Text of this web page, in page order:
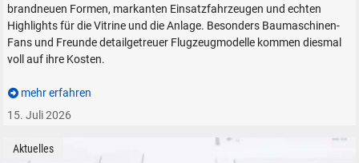
brandneuen Formen, markanten Einsatzfahrzeugen und echten
Highlights für die Vitrine und die Anlage. Besonders Baumaschinen-
Fans und Freunde detailgetreuer Flugzeugmodelle kommen diesmal
voll auf ihre Kosten.
mehr erfahren
15. Juli 2026
Aktuelles